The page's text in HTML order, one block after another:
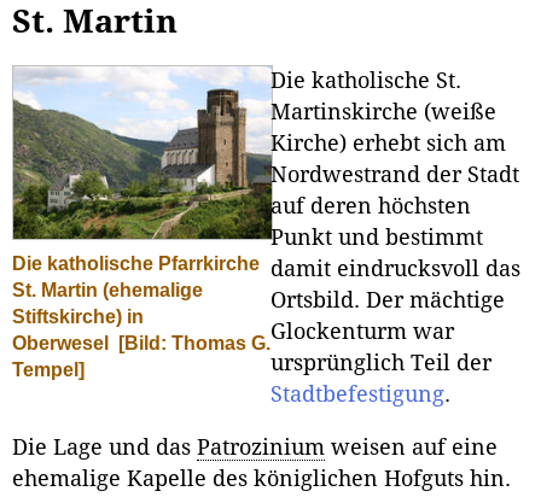
St. Martin
Die katholische Pfarrkirche
St. Martin (ehemalige
Stiftskirche) in
Oberwesel
[Bild: Thomas G.
Tempel]
Die katholische St.
Martinskirche (weiße
Kirche) erhebt sich am
Nordwestrand der Stadt
auf deren höchsten
Punkt und bestimmt
damit eindrucksvoll das
Ortsbild. Der mächtige
Glockenturm war
ursprünglich Teil der
Stadtbefestigung.
Die Lage und das Patrozinium weisen auf eine
ehemalige Kapelle des königlichen Hofguts hin.